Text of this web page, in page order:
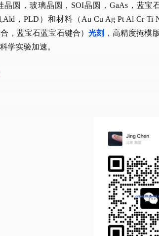
圆，玻璃晶圆，SOI晶圆，GaAs，蓝
，PLD）和材料（Au Cu Ag Pt Al Cr Ti
，蓝宝石蓝宝石键合）光刻 ，高精度掩模
学实验加速。